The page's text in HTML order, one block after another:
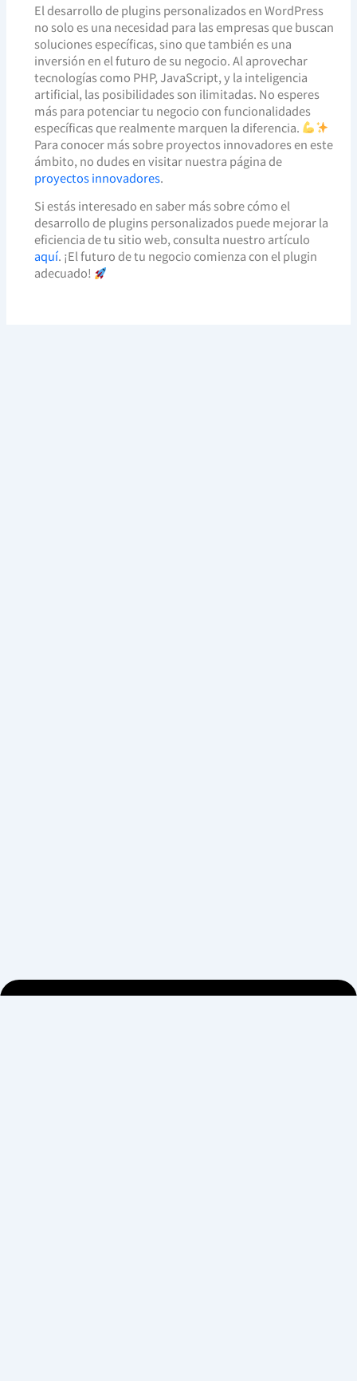
El desarrollo de plugins personalizados en WordPress
no solo es una necesidad para las empresas que buscan
soluciones específicas, sino que también es una
inversión en el futuro de su negocio. Al aprovechar
tecnologías como PHP, JavaScript, y la inteligencia
artificial, las posibilidades son ilimitadas. No esperes
más para potenciar tu negocio con funcionalidades
específicas que realmente marquen la diferencia.
Para conocer más sobre proyectos innovadores en este
ámbito, no dudes en visitar nuestra página de
proyectos innovadores.
Si estás interesado en saber más sobre cómo el
desarrollo de plugins personalizados puede mejorar la
eficiencia de tu sitio web, consulta nuestro artículo
aquí. ¡El futuro de tu negocio comienza con el plugin
adecuado!